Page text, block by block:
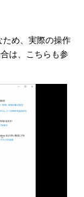
ため、実際の操作
は、こちらも参